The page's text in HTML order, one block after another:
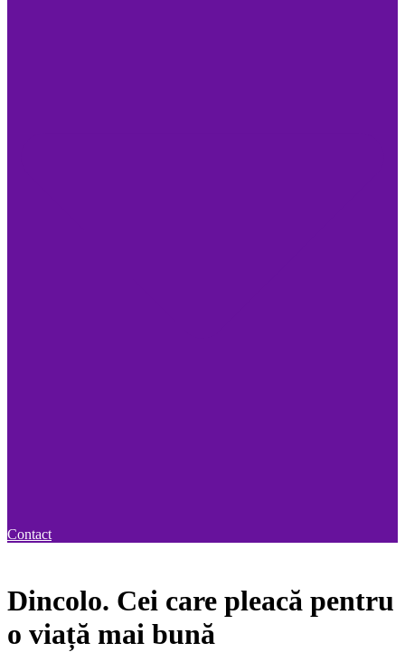
Contact
Dincolo. Cei care pleacă pentru
o viață mai bună